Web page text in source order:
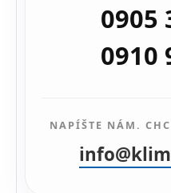
0905
0910
NAPÍŠTE NÁM.